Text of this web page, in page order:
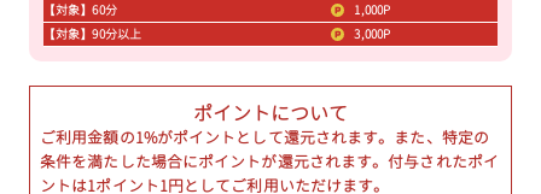
【対象】60分
1,000P
【対象】90分以上
3,000P
ポイントについて
ご利用金額の1%がポイントとして還元されます。また、特定の
条件を満たした場合にポイントが還元されます。付与されたポイ
ントは1ポイント1円としてご利用いただけます。